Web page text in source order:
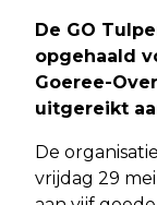
De GO
opgehaald
Goeree-
uitgereikt
De
vrijdag 29